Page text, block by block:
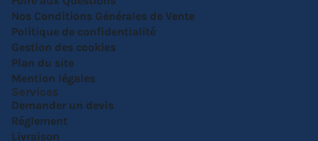
Nos Conditions Générales de Vente
Politique de confidentialité
Gestion des cookies
Plan du site
Mention légales
Services
Demander un devis
Réglement
Livraison